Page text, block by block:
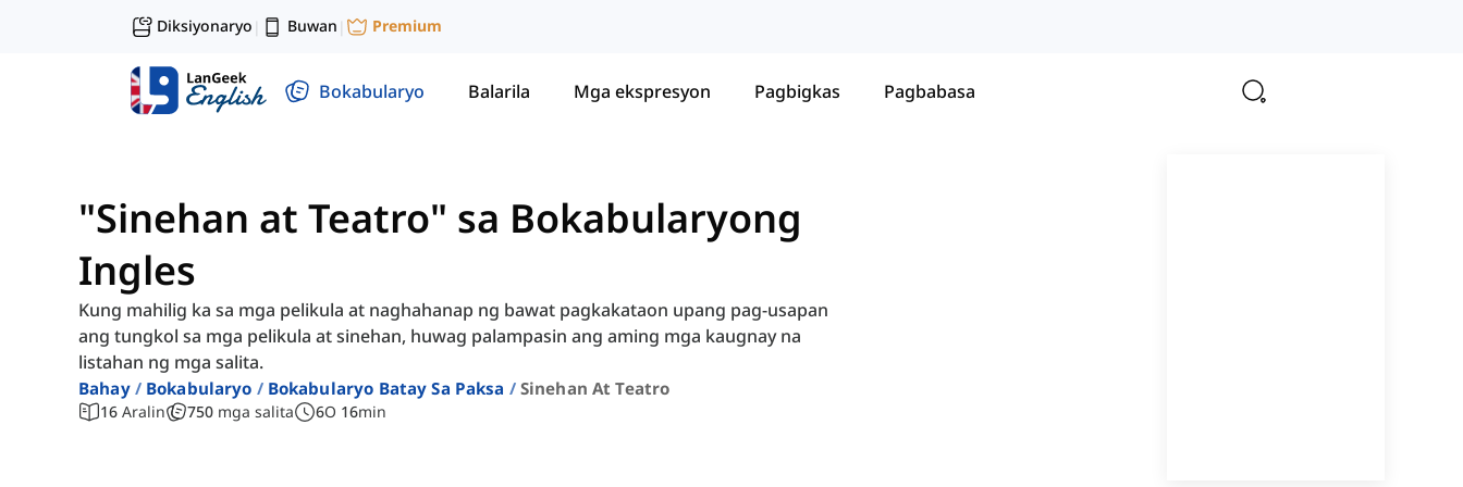
Diksiyonaryo | Buwan | Premium
Bokabularyo Balarila Mga ekspresyon Pagbigkas Pagbabasa
"Sinehan at Teatro" sa Bokabularyong
Ingles
Kung mahilig ka sa mga pelikula at naghahanap ng bawat pagkakataon upang pag-usapan
ang tungkol sa mga pelikula at sinehan, huwag palampasin ang aming mga kaugnay na
listahan ng mga salita.
Bahay Bokabularyo Bokabularyo Batay Sa Paksa Sinehan At Teatro
16 Aralin 750 mga salita 6O 16min